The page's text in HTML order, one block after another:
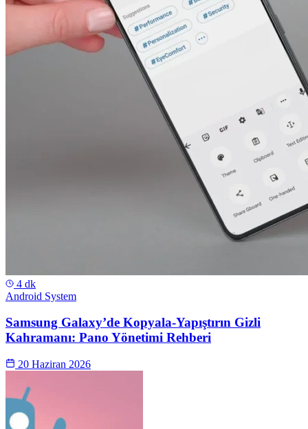
4 dk
Android System
Samsung Galaxy’de Kopyala-Yapıştırın Gizli
Kahramanı: Pano Yönetimi Rehberi
20 Haziran 2026